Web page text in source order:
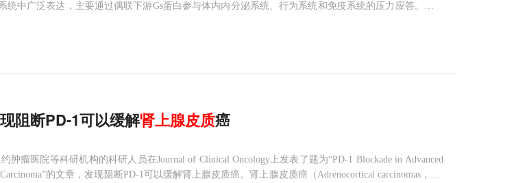
统中广泛表达，主要通过偶联下游Gs蛋白参与体内内分泌系统、行为系统和免疫系统的压力应答。研究
阻断PD-1可以缓解肾上腺皮质癌
肿瘤医院等科研机构的科研人员在Journal of Clinical Oncology上发表了题为“PD-1 Blockade in Advanced
的文章，发现阻断PD-1可以缓解肾上腺皮质癌。肾上腺皮质癌（Adrenocortical carcinomas，AC